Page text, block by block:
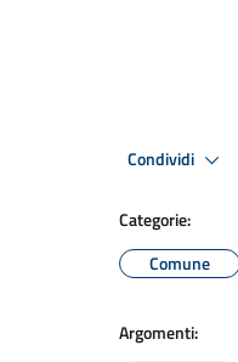
Condividi
Categorie:
Comune
Argomenti: